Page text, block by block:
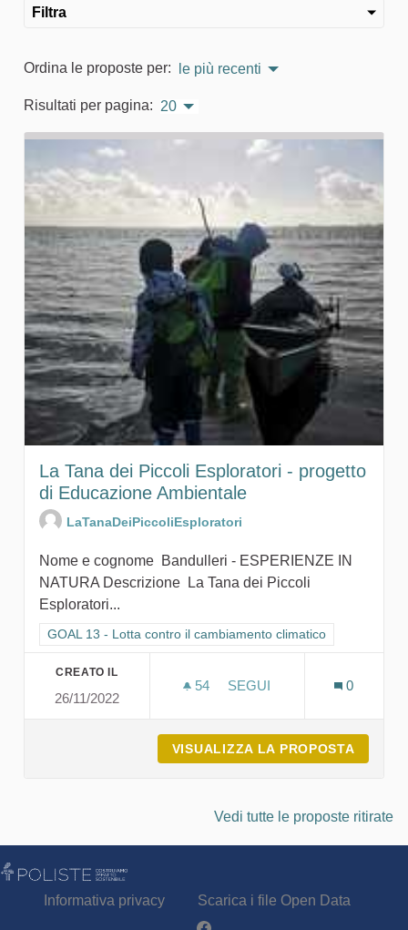
Filtra
Ordina le proposte per: le più recenti
Risultati per pagina: 20
La Tana dei Piccoli Esploratori - progetto
di Educazione Ambientale
LaTanaDeiPiccoliEsploratori
Nome e cognome Bandulleri - ESPERIENZE IN
NATURA Descrizione La Tana dei Piccoli
Esploratori...
Filtra i risultati per categoria: GOAL 13 - Lotta contro il
GOAL 13 - Lotta contro il cambiamento climatico
CREATO IL
26/11/2022
54 54 SOSTENITORI
SEGUI
0
VISUALIZZA LA PROPOSTA
Vedi tutte le proposte ritirate
Informativa privacy
Scarica i file Open Data